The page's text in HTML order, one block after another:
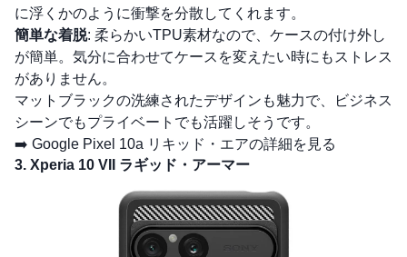
に浮くかのように衝撃を分散してくれます。
簡単な着脱: 柔らかいTPU素材なので、ケースの付け外し
が簡単。気分に合わせてケースを変えたい時にもストレス
がありません。
マットブラックの洗練されたデザインも魅力で、ビジネス
シーンでもプライベートでも活躍しそうです。
➡️ Google Pixel 10a リキッド・エアの詳細を見る
3. Xperia 10 VII ラギッド・アーマー